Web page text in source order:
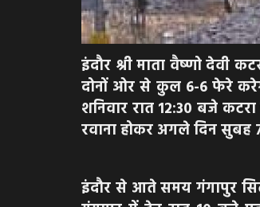
इंदौर श्री माता वैष्णो देवी
दोनों ओर से कुल 6-6 फेरे
शनिवार रात 12:30 बजे
रवाना होकर अगले दिन सुबह
इंदौर से आते समय गंगापुर